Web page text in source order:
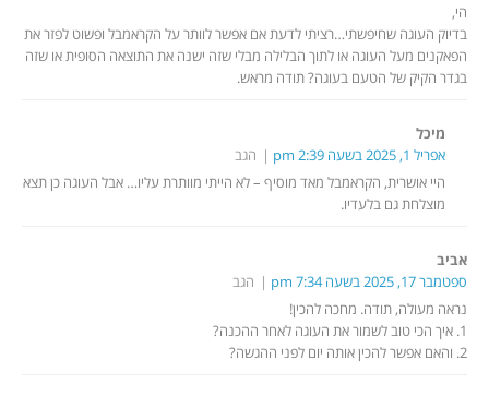
הי,
בדיוק העוגה שחיפשתי…רציתי לדעת אם אפשר לוותר על הקראמבל ופשוט לפזר את
הפאקנים מעל העוגה או לתוך הבלילה מבלי שזה ישנה את התוצאה הסופית או שזה
בגדר הקיק של הטעם בעוגה? תודה מראש.
מיכל
אפריל 1, 2025 בשעה 2:39 pm
הגב
היי אושרית, הקראמבל מאד מוסיף – לא הייתי מוותרת עליו… אבל העוגה כן תצא
מוצלחת גם בלעדיו.
אביב
ספטמבר 17, 2025 בשעה 7:34 pm
הגב
נראה מעולה, תודה. מחכה להכין!
1. איך הכי טוב לשמור את העוגה לאחר ההכנה?
2. והאם אפשר להכין אותה יום לפני ההגשה?